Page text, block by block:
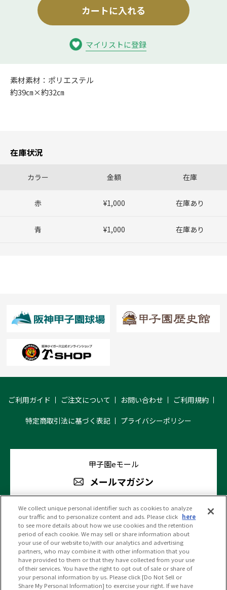
カートに入れる
マイリストに登録
素材素材：ポリエステル
約39㎝×約32㎝
在庫状況
カラー 金額 在庫
赤 ¥1,000 在庫あり
青 ¥1,000 在庫あり
ご利用ガイド ご注文について お問い合わせ ご利用規約
特定商取引法に基づく表記 プライバシーポリシー
甲子園eモール
メールマガジン
阪神甲子園球場 公式SNS
(c)HANSHIN KOSHIEN STADIUM All Rights Reserved.
We collect unique personal identifier such as cookies to analyze
our traffic and to personalize content and ads. Please click here
to see more details about how we use cookies and the retention
period of each cookie. We may sell or share information about
your use of our website to/with our analytics and advertising
partners, who may combine it with other information that you
have provided to them or that they have collected from your use
of their services. You have the right to opt out of sale or share of
your personal information by us. Please click [Do Not Sell or
Share My Personal Information] to exercise your right. If we have